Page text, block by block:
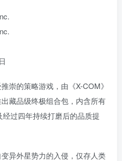
崇的策略游戏，由《X-COM》
藏品级终极组合包，内含所有
过四年持续打磨后的品质提
异外星势力的入侵，仅存人类